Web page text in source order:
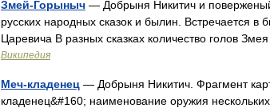
Змей-Горыныч — Добрыня Никитич и
русских народных сказок и былин. Встречается
Царевича В разных сказках количество голов
Википедия
Меч-кладенец — Добрыня Никитич. Фрагмент
кладенец&#160; наименование оружия